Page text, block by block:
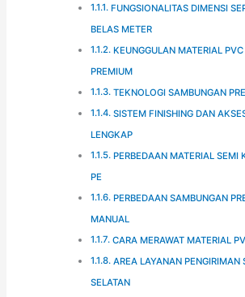
FUNGSIONALITAS DIMENSI
BELAS METER
KEUNGGULAN MATERIAL
PREMIUM
TEKNOLOGI SAMBUNGAN
SISTEM FINISHING DAN
LENGKAP
PERBEDAAN MATERIAL SEMI
PE
PERBEDAAN SAMBUNGAN
MANUAL
CARA MERAWAT MATERIAL
AREA LAYANAN PENGIRIMAN
SELATAN